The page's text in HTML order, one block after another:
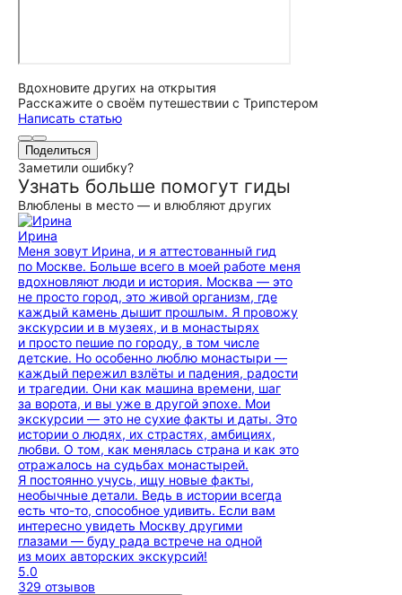
Вдохновите других на открытия
Расскажите о своём путешествии с Трипстером
Написать статью
Поделиться
Заметили ошибку?
Узнать больше помогут гиды
Влюблены в место — и влюбляют других
Ирина
Меня зовут Ирина, и я аттестованный гид
по Москве. Больше всего в моей работе меня
вдохновляют люди и история. Москва — это
не просто город, это живой организм, где
каждый камень дышит прошлым. Я провожу
экскурсии и в музеях, и в монастырях
и просто пешие по городу, в том числе
детские. Но особенно люблю монастыри —
каждый пережил взлёты и падения, радости
и трагедии. Они как машина времени, шаг
за ворота, и вы уже в другой эпохе. Мои
экскурсии — это не сухие факты и даты. Это
истории о людях, их страстях, амбициях,
любви. О том, как менялась страна и как это
отражалось на судьбах монастырей.
Я постоянно учусь, ищу новые факты,
необычные детали. Ведь в истории всегда
есть что-то, способное удивить. Если вам
интересно увидеть Москву другими
глазами — буду рада встрече на одной
из моих авторских экскурсий!
5.0
329 отзывов